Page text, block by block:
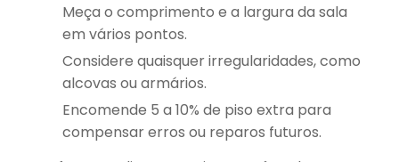
Meça o comprimento e a largura da sala
em vários pontos.
Considere quaisquer irregularidades, como
alcovas ou armários.
Encomende 5 a 10% de piso extra para
compensar erros ou reparos futuros.